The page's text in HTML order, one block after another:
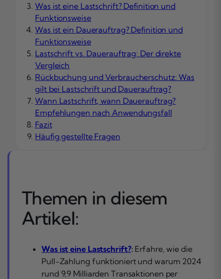
Was ist eine Lastschrift? Definition und
Funktionsweise
Was ist ein Dauerauftrag? Definition und
Funktionsweise
Lastschrift vs. Dauerauftrag: Der direkte
Vergleich
Rückbuchung und Verbraucherschutz: Was
gilt bei Lastschrift und Dauerauftrag?
Wann Lastschrift, wann Dauerauftrag?
Empfehlungen nach Anwendungsfall
Fazit
Häufig gestellte Fragen
Themen in diesem
Artikel:
Was ist eine Lastschrift?: Erfahre, wie die
Pull-Zahlung funktioniert und warum 2024
rund 9,9 Milliarden Transaktionen per